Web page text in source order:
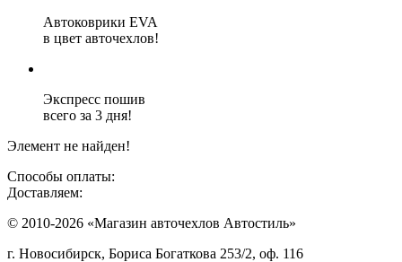
Автоковрики EVA
в цвет авточехлов!
Экспресс пошив
всего за 3 дня!
Элемент не найден!
Способы оплаты:
Доставляем:
© 2010-2026 «Магазин авточехлов Автостиль»
г. Новосибирск, Бориса Богаткова 253/2, оф. 116